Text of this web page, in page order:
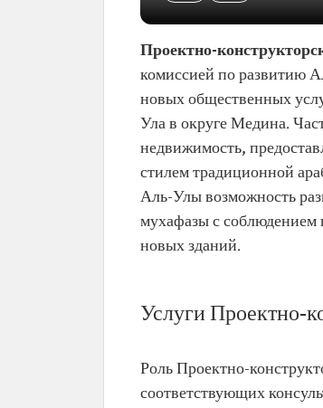
Проектно-
комиссией по развитию
новых общественных
Ула в округе Медина.
недвижимость,
стилем традиционной
Аль-Улы возможность
мухафазы с соблюдением
новых зданий.
Услуги Проектно-
Роль Проектно-
соответствующих